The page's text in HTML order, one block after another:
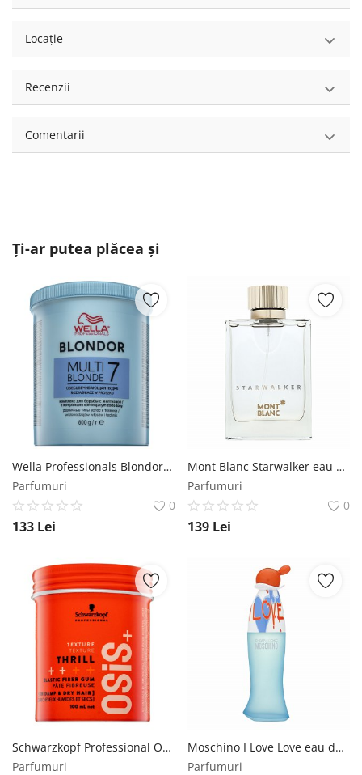
Locație
Recenzii
Comentarii
Ți-ar putea plăcea și
Wella Professionals Blondor Multi Blonde pudra pentru deschiderea culorii parului 800 g Wella Professionals
Parfumuri
0
133 Lei
Mont Blanc Starwalker eau de Toilette pentru barbati 75 ml Mont Blanc
Parfumuri
0
139 Lei
Schwarzkopf Professional Osis+ Texture guma modelatoare 100 ml Schwarzkopf Professional
Parfumuri
Moschino I Love Love eau de Toilette pentru femei 100 ml Moschino
Parfumuri